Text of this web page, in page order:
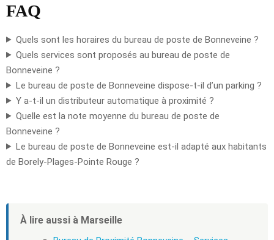
FAQ
Quels sont les horaires du bureau de poste de Bonneveine ?
Quels services sont proposés au bureau de poste de
Bonneveine ?
Le bureau de poste de Bonneveine dispose-t-il d’un parking ?
Y a-t-il un distributeur automatique à proximité ?
Quelle est la note moyenne du bureau de poste de
Bonneveine ?
Le bureau de poste de Bonneveine est-il adapté aux habitants
de Borely-Plages-Pointe Rouge ?
À lire aussi à Marseille